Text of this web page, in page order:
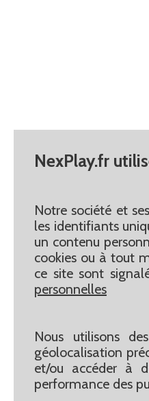
NexPlay.fr
Notre société et
les identifiants
un contenu
cookies ou à tout
ce site sont
personnelles
Nous utilisons
géolocalisation
et/ou accéder à
performance des